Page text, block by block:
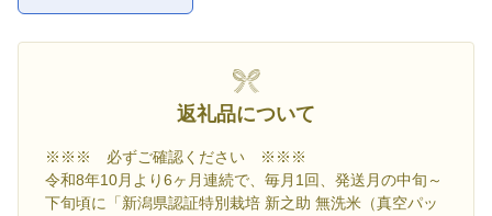
返礼品について
※※※ 必ずご確認ください ※※※
令和8年10月より6ヶ月連続で、毎月1回、発送月の中旬～
下旬頃に「新潟県認証特別栽培 新之助 無洗米（真空パッ